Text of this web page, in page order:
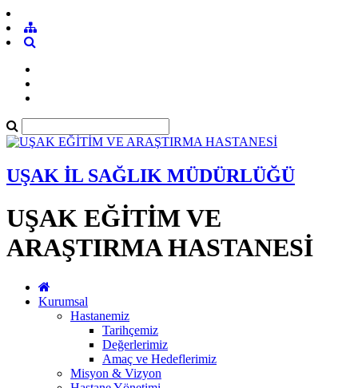
UŞAK İL SAĞLIK MÜDÜRLÜĞÜ
UŞAK EĞİTİM VE
ARAŞTIRMA HASTANESİ
Kurumsal
Hastanemiz
Tarihçemiz
Değerlerimiz
Amaç ve Hedeflerimiz
Misyon & Vizyon